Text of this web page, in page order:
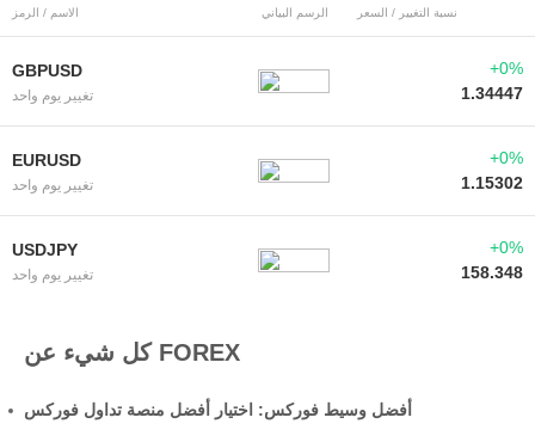
الاسم / الرمز الرسم البياني نسبة التغيير / السعر
GBPUSD
تغيير يوم واحد
+0%
1.34447
EURUSD
تغيير يوم واحد
+0%
1.15302
USDJPY
تغيير يوم واحد
+0%
158.348
كل شيء عن FOREX
أفضل وسيط فوركس: اختيار أفضل منصة تداول فوركس